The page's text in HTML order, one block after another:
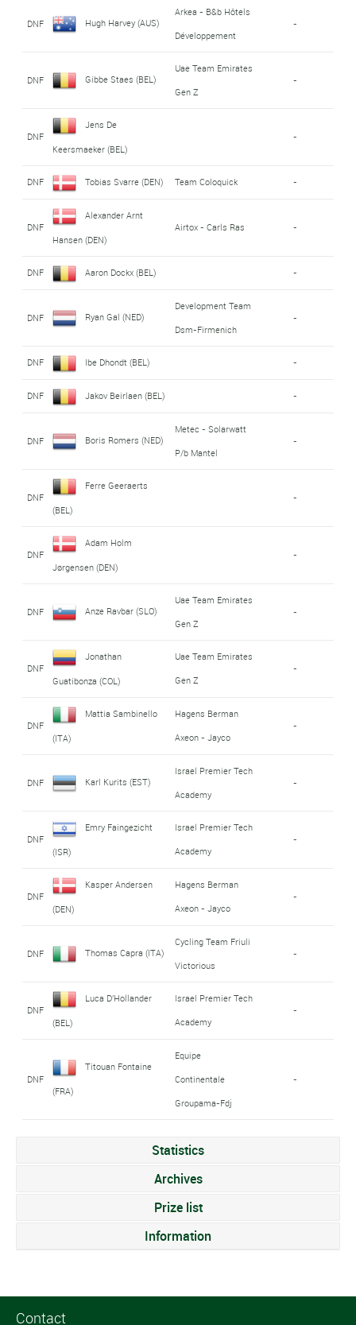
DNF Hugh Harvey (AUS)
Arkea - B&b Hôtels
Développement
-
DNF Gibbe Staes (BEL)
Uae Team Emirates
Gen Z
-
DNF
Jens De
Keersmaeker (BEL)
-
DNF Tobias Svarre (DEN) Team Coloquick -
DNF
Alexander Arnt
Hansen (DEN)
Airtox - Carls Ras -
DNF Aaron Dockx (BEL) -
DNF Ryan Gal (NED)
Development Team
Dsm-Firmenich
-
DNF Ibe Dhondt (BEL) -
DNF Jakov Beirlaen (BEL) -
DNF Boris Romers (NED)
Metec - Solarwatt
P/b Mantel
-
DNF
Ferre Geeraerts
(BEL)
-
DNF
Adam Holm
Jørgensen (DEN)
-
DNF Anze Ravbar (SLO)
Uae Team Emirates
Gen Z
-
DNF
Jonathan
Guatibonza (COL)
Uae Team Emirates
Gen Z
-
DNF
Mattia Sambinello
(ITA)
Hagens Berman
Axeon - Jayco
-
DNF Karl Kurits (EST)
Israel Premier Tech
Academy
-
DNF
Emry Faingezicht
(ISR)
Israel Premier Tech
Academy
-
DNF
Kasper Andersen
(DEN)
Hagens Berman
Axeon - Jayco
-
DNF Thomas Capra (ITA)
Cycling Team Friuli
Victorious
-
DNF
Luca D'Hollander
(BEL)
Israel Premier Tech
Academy
-
DNF
Titouan Fontaine
(FRA)
Equipe
Continentale
Groupama-Fdj
-
Statistics
Archives
Prize list
Information
Contact